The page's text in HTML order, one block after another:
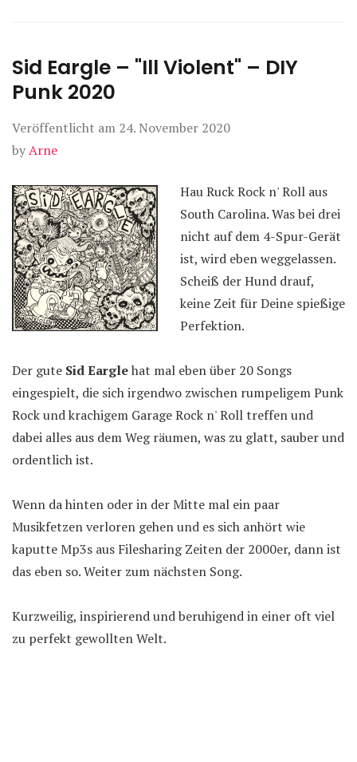
Sid Eargle – "Ill Violent" – DIY
Punk 2020
Veröffentlicht am 24. November 2020
byArne
Hau Ruck Rock n' Roll aus
South Carolina. Was bei drei
nicht auf dem 4-Spur-Gerät
ist, wird eben weggelassen.
Scheiß der Hund drauf,
keine Zeit für Deine spießige
Perfektion.
Der gute Sid Earglehat mal eben über 20 Songs
eingespielt, die sich irgendwo zwischen rumpeligem Punk
Rock und krachigem Garage Rock n' Roll treffen und
dabei alles aus dem Weg räumen, was zu glatt, sauber und
ordentlich ist.
Wenn da hinten oder in der Mitte mal ein paar
Musikfetzen verloren gehen und es sich anhört wie
kaputte Mp3s aus Filesharing Zeiten der 2000er, dann ist
das eben so. Weiter zum nächsten Song.
Kurzweilig, inspirierend und beruhigend in einer oft viel
zu perfekt gewollten Welt.